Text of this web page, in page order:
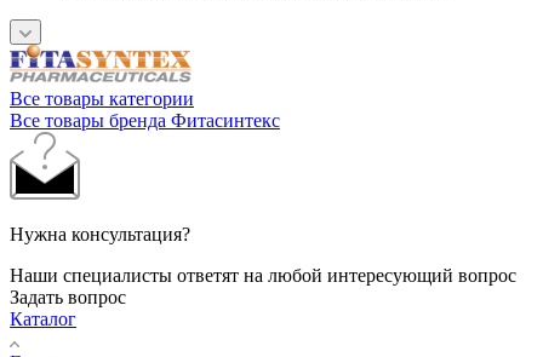
Все товары категории
Все товары бренда Фитасинтекс
Нужна консультация?
Наши специалисты ответят на любой интересующий вопрос
Задать вопрос
Каталог